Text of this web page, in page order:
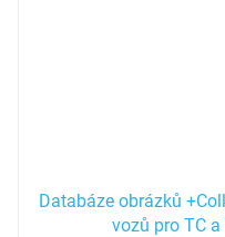
Databáze obrázků
vozů pro TC a